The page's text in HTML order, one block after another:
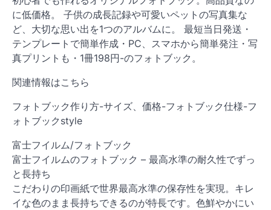
に低価格。 子供の成長記録や可愛いペットの写真集な
ど、大切な思い出を1つのアルバムに。 最短当日発送・
テンプレートで簡単作成・PC、スマホから簡単発注・写
真プリントも・1冊198円-のフォトブック。
関連情報はこちら
フォトブック作り方-サイズ、価格-フォトブック仕様-フ
ォトブックstyle
富士フイルム/フォトブック
富士フイルムのフォトブック – 最高水準の耐久性でずっ
と長持ち
こだわりの印画紙で世界最高水準の保存性を実現。キレ
イな色のまま長持ちできるのが特長です。色鮮やかにい